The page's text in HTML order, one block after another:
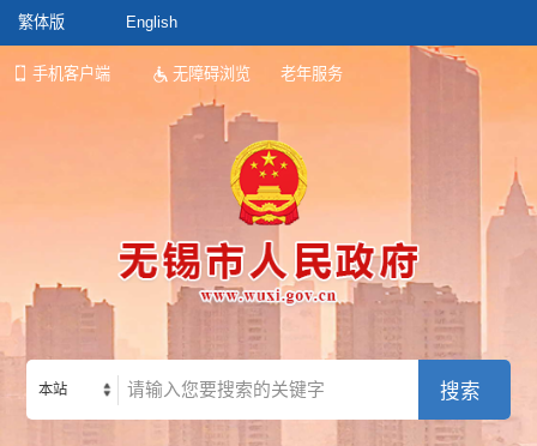
繁体版 English
手机客户端 无障碍浏览 老年服务
本站